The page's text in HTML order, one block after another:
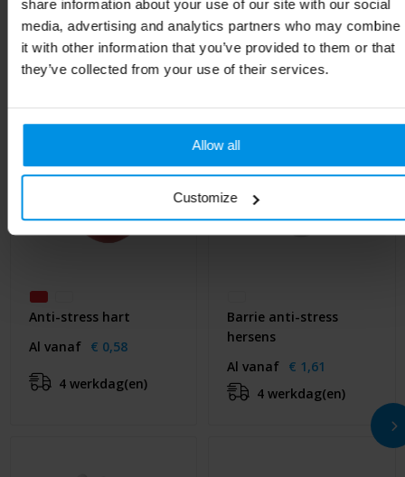
share information about your use of our site with our social
media, advertising and analytics partners who may combine
it with other information that you’ve provided to them or that
they’ve collected from your use of their services.
Allow all
Customize
Gerelateerde producten
Anti-stress hart
Al vanaf € 0,58
4 werkdag(en)
Barrie anti-stress
hersens
Al vanaf € 1,61
4 werkdag(en)